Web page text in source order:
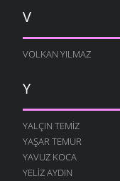
V
VOLKAN YILMAZ
Y
YALÇIN TEMIZ
YAŞAR TEMUR
YAVUZ KOCA
YELIZ AYDIN